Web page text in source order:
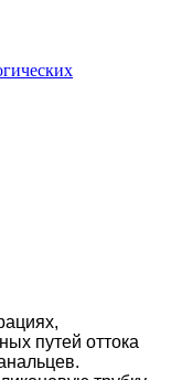
путей оттока